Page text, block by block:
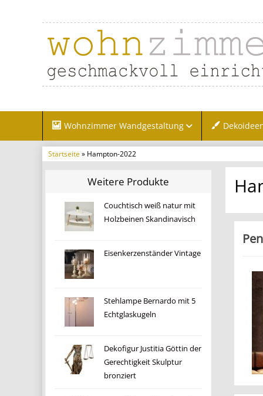
Wohnzimmer Wandgestaltung
Startseite» Hampton-2022
Weitere Produkte
Couchtisch weiß natur mit
Holzbeinen Skandinavisch
Eisenkerzenständer Vintage
Stehlampe Bernardo mit 5
Echtglaskugeln
Dekofigur Justitia Göttin der
Gerechtigkeit Skulptur
bronziert